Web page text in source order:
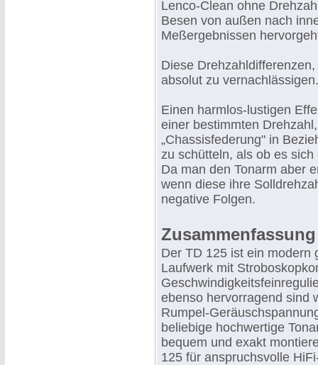
Lenco-Clean ohne
Besen von außen nach
Meßergebnissen
Diese
absolut zu vernachlässigen.
Einen harmlos-lustigen
einer bestimmten
„Chassisfederung" in
zu schütteln, als ob es
Da man den Tonarm aber
wenn diese ihre
negative Folgen.
Zusammenfassung
Der TD 125 ist ein modern
Laufwerk mit
ebenso hervorragend sind
Rumpel-
beliebige hochwertige
bequem und exakt
125 für anspruchsvolle